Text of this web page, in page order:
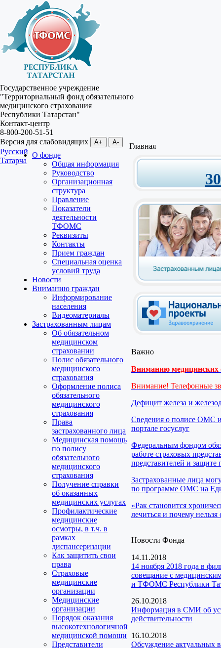
Государственное учреждение
"Территориальный фонд обязательного
медицинского страхования
Республики Татарстан"
Контакт-центр
8-800-200-51-51
Версия для слабовидящих
A+ A-
Русский
Татарча
О фонде
Общая информация
Руководство
Организационная
структура
Правление
Показатели
деятельности
ТФОМС
Реквизиты
Контакты
Прием граждан
Специальная оценка
условий труда
Новости
Вниманию граждан
Информирование
населения
Видеоматериалы
Застрахованным лицам
Об обязательном
медицинском
страховании
Полис обязательного
медицинского
страхования
Оформление полиса
обязательного
медицинского
страхования
Права
застрахованного лица
Медицинская помощь
по полису
обязательного
медицинского
страхования
Получение справки
об оказанных
медицинских услугах
Профилактические
медицинские
осмотры, в т.ч. в
рамках
диспансеризации
Как защитить свои
права
Страховые
медицинские
организации
Медицинские
организации
Порядок оказания
высокотехнологичной
медицинской помощи
Представители
Главная
Важно
Вниманию медицинских
Внимание! Телефонные
Дефицит железа и
Сведения о полисе ОМС
портале госуслуг
Федеральным фондом
работе страховых
представителей и защите
Застрахованные лица
по программе ОМС на
«Рак становится
лечиться и почему нельзя
Новости Фонда
14.11.2018
14 ноября 2018 года в
совещание с
и ТФОМС Республики
26.10.2018
Информация в СМИ об
действительности
16.10.2018
Обсуждение актуальных